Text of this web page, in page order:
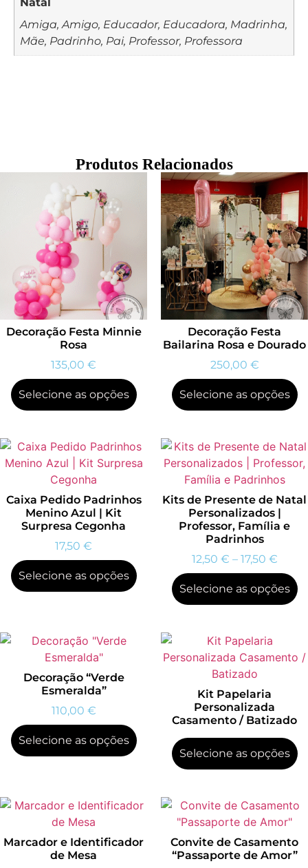
Amiga, Amigo, Educador, Educadora, Madrinha,
Mãe, Padrinho, Pai, Professor, Professora
Produtos Relacionados
Decoração Festa Minnie
Rosa
135,00 €
Selecione as opções
Decoração Festa
Bailarina Rosa e Dourado
250,00 €
Selecione as opções
Caixa Pedido Padrinhos
Menino Azul | Kit
Surpresa Cegonha
17,50 €
Selecione as opções
Kits de Presente de Natal
Personalizados |
Professor, Família e
Padrinhos
12,50 € – 17,50 €
Selecione as opções
Decoração “Verde
Esmeralda”
110,00 €
Selecione as opções
Kit Papelaria
Personalizada
Casamento / Batizado
Selecione as opções
Marcador e Identificador
de Mesa
Convite de Casamento
“Passaporte de Amor”